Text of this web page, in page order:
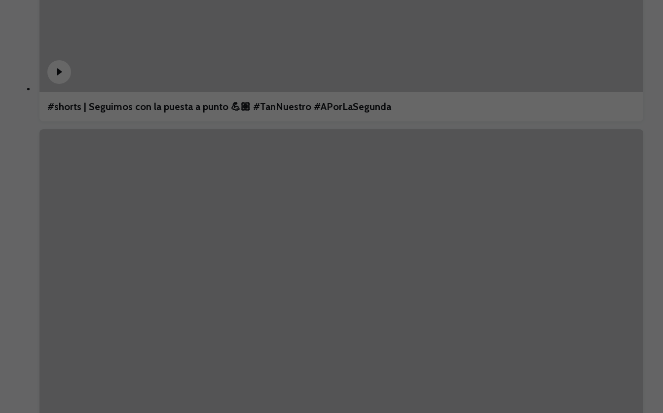
#shorts | Seguimos con la puesta a punto 💪🏼 #TanNuestro #APorLaSegunda